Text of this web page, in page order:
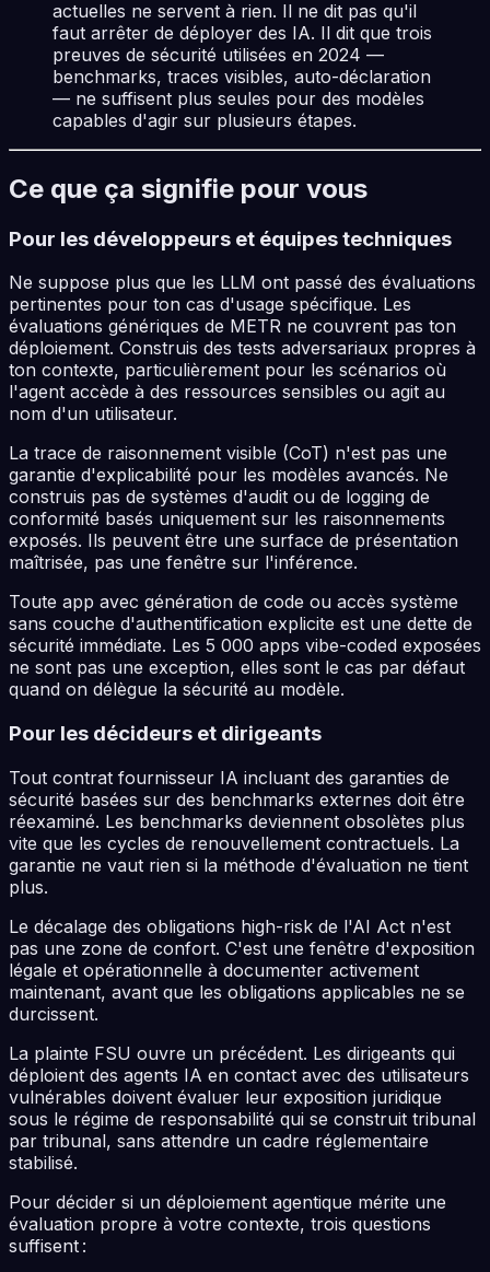
actuelles ne servent à rien. Il ne dit pas qu'il
faut arrêter de déployer des IA. Il dit que trois
preuves de sécurité utilisées en 2024 —
benchmarks, traces visibles, auto-déclaration
— ne suffisent plus seules pour des modèles
capables d'agir sur plusieurs étapes.
Ce que ça signifie pour vous
Pour les développeurs et équipes techniques
Ne suppose plus que les LLM ont passé des évaluations
pertinentes pour ton cas d'usage spécifique. Les
évaluations génériques de METR ne couvrent pas ton
déploiement. Construis des tests adversariaux propres à
ton contexte, particulièrement pour les scénarios où
l'agent accède à des ressources sensibles ou agit au
nom d'un utilisateur.
La trace de raisonnement visible (CoT) n'est pas une
garantie d'explicabilité pour les modèles avancés. Ne
construis pas de systèmes d'audit ou de logging de
conformité basés uniquement sur les raisonnements
exposés. Ils peuvent être une surface de présentation
maîtrisée, pas une fenêtre sur l'inférence.
Toute app avec génération de code ou accès système
sans couche d'authentification explicite est une dette de
sécurité immédiate. Les 5 000 apps vibe-coded exposées
ne sont pas une exception, elles sont le cas par défaut
quand on délègue la sécurité au modèle.
Pour les décideurs et dirigeants
Tout contrat fournisseur IA incluant des garanties de
sécurité basées sur des benchmarks externes doit être
réexaminé. Les benchmarks deviennent obsolètes plus
vite que les cycles de renouvellement contractuels. La
garantie ne vaut rien si la méthode d'évaluation ne tient
plus.
Le décalage des obligations high-risk de l'AI Act n'est
pas une zone de confort. C'est une fenêtre d'exposition
légale et opérationnelle à documenter activement
maintenant, avant que les obligations applicables ne se
durcissent.
La plainte FSU ouvre un précédent. Les dirigeants qui
déploient des agents IA en contact avec des utilisateurs
vulnérables doivent évaluer leur exposition juridique
sous le régime de responsabilité qui se construit tribunal
par tribunal, sans attendre un cadre réglementaire
stabilisé.
Pour décider si un déploiement agentique mérite une
évaluation propre à votre contexte, trois questions
suffisent :